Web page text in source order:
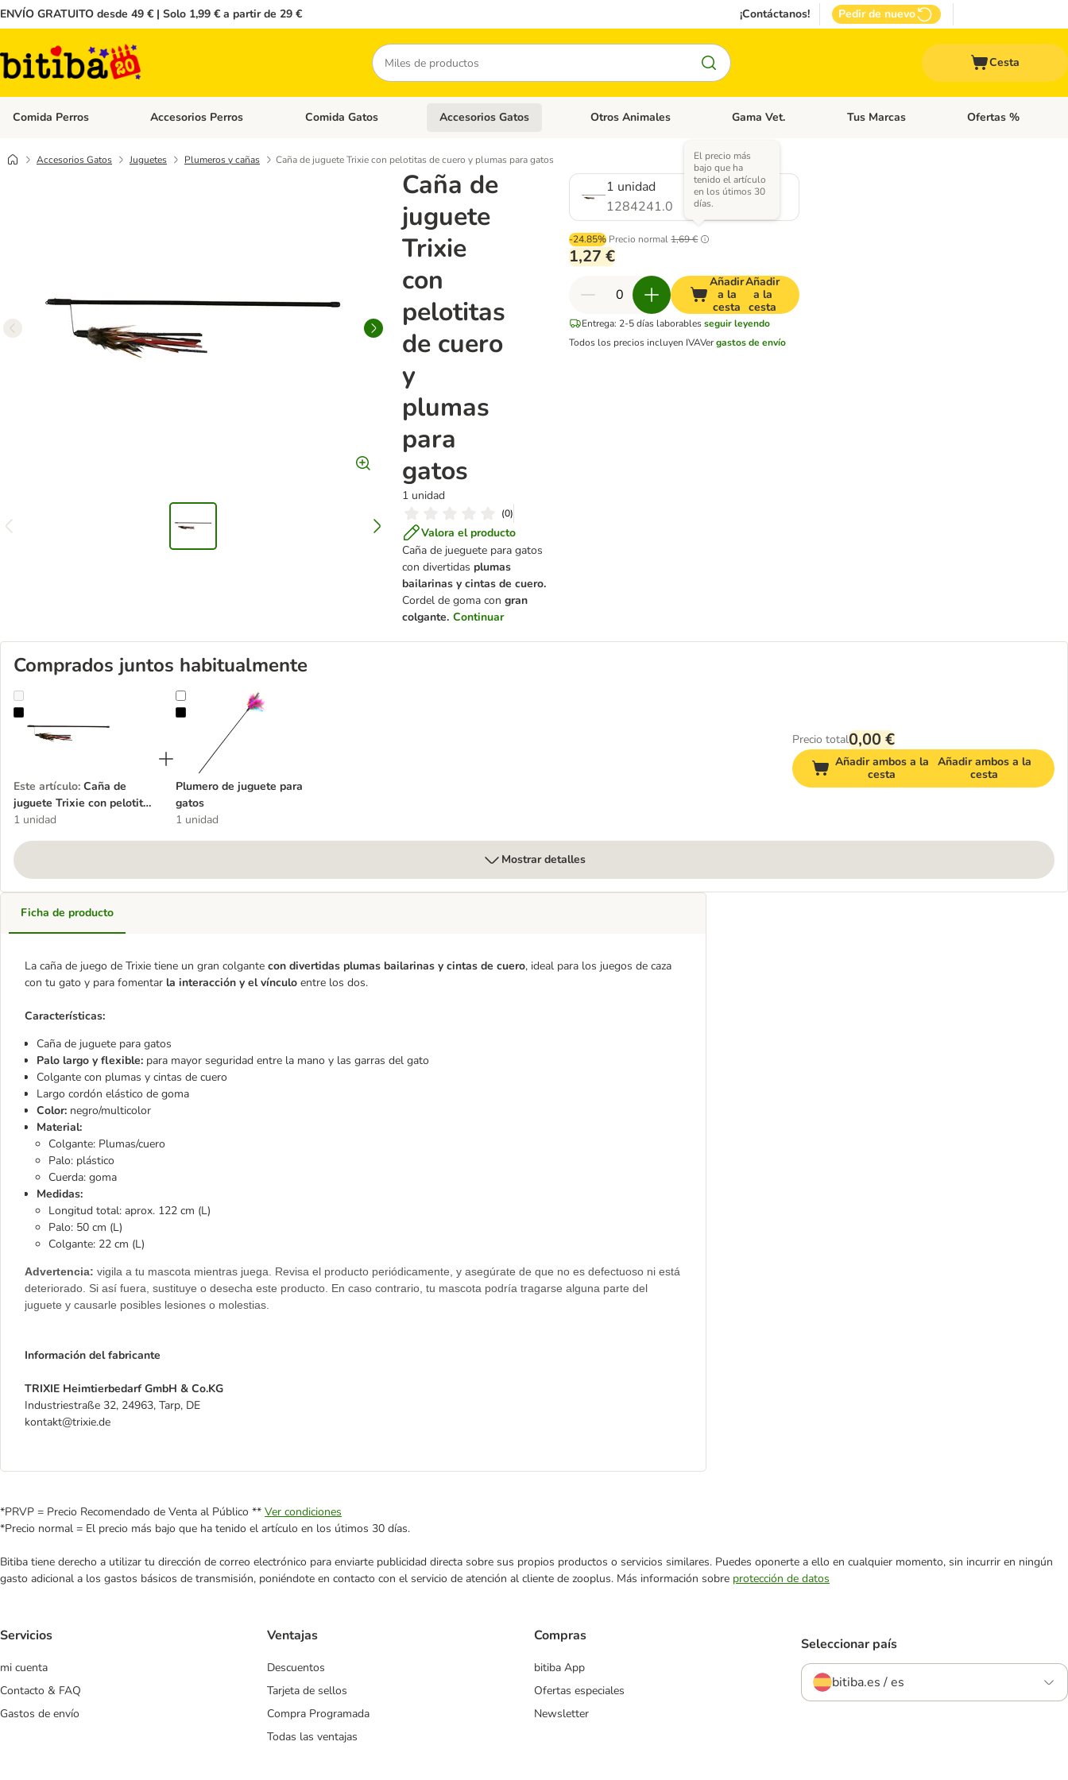
ENVÍO GRATUITO desde 49 € | Solo 1,99 € a partir de 29 € ¡Contáctanos! Pedir de nuevo
Buscar
Cesta
Comida Perros Menú de categoria abierto: Comida Perros
Accesorios Perros Menú de categoria abierto: Accesorios Perros
Comida Gatos Menú de categoria abierto: Comida Gatos
Accesorios Gatos Menú de categoria abierto: Accesorios Gatos
Otros Animales Menú de categoria abierto: Otros Animales
Gama Vet. Menú de categoria abierto: Gama Vet.
Tus Marcas Menú de categoria
Ofertas %
Accesorios Gatos Juguetes Plumeros y cañas Caña de juguete Trixie con pelotitas de cuero y plumas para gatos
Caña de
juguete
Trixie
con
pelotitas
de cuero
y
plumas
para
gatos
1 unidad
(0)
Valora el producto
Caña de jueguete para gatos
con divertidas plumas
bailarinas y cintas de cuero.
Cordel de goma congran
colgante. Continuar
1 unidad
1284241.0
-24.85% Precio normal 1,69 €
El precio más
bajo que ha
tenido el artículo
en los útimos 30
días.
1,27 €
Añadir
a la
cesta
Añadir
a la
cesta
Entrega: 2-5 días laborables seguir leyendo
Todos los precios incluyen IVAVergastos de envío
Comprados juntos habitualmente
Caña de juguete Trixie con pelotitas de cuero y plumas para gatos
Este artículo: Caña de
juguete Trixie con pelotitas
de cuero y plumas para
1 unidad
Plumero de juguete para gatos
Plumero de juguete para
gatos
1 unidad
Precio total0,00 €
Añadir ambos a la
cesta
Añadir ambos a la
cesta
Mostrar detalles
Ficha de producto
La caña de juego de Trixie tiene un gran colgante con divertidas plumas bailarinas y cintas de cuero, ideal para los juegos de caza
con tu gato y para fomentar la interacción y el vínculo entre los dos.
Características:
Caña de juguete para gatos
Palo largo y flexible: para mayor seguridad entre la mano y las garras del gato
Colgante con plumas y cintas de cuero
Largo cordón elástico de goma
Color: negro/multicolor
Material:
Colgante: Plumas/cuero
Palo: plástico
Cuerda: goma
Medidas:
Longitud total: aprox. 122 cm (L)
Palo: 50 cm (L)
Colgante: 22 cm (L)
Advertencia: vigila a tu mascota mientras juega. Revisa el producto periódicamente, y asegúrate de que no es defectuoso ni está
deteriorado. Si así fuera, sustituye o desecha este producto. En caso contrario, tu mascota podría tragarse alguna parte del
juguete y causarle posibles lesiones o molestias.
Información del fabricante
TRIXIE Heimtierbedarf GmbH & Co.KG
Industriestraße 32, 24963, Tarp, DE
kontakt@trixie.de
*PRVP = Precio Recomendado de Venta al Público ** Ver condiciones
*Precio normal = El precio más bajo que ha tenido el artículo en los útimos 30 días.
Bitiba tiene derecho a utilizar tu dirección de correo electrónico para enviarte publicidad directa sobre sus propios productos o servicios similares. Puedes oponerte a ello en cualquier momento, sin incurrir en ningún
gasto adicional a los gastos básicos de transmisión, poniéndote en contacto con el servicio de atención al cliente de zooplus. Más información sobre protección de datos
Servicios
mi cuenta
Contacto & FAQ
Gastos de envío
Ventajas
Descuentos
Tarjeta de sellos
Compra Programada
Todas las ventajas
Compras
bitiba App
Ofertas especiales
Newsletter
Seleccionar país
bitiba.es / es